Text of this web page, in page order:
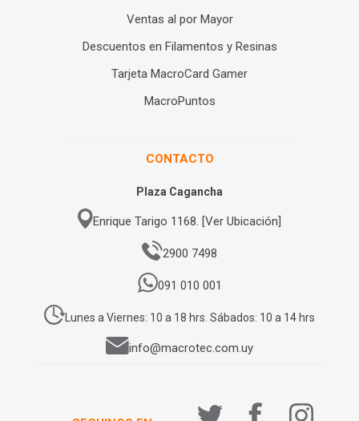
Ventas al por Mayor
Descuentos en Filamentos y Resinas
Tarjeta MacroCard Gamer
MacroPuntos
CONTACTO
Plaza Cagancha
Enrique Tarigo 1168. [Ver Ubicación]
2900 7498
091 010 001
Lunes a Viernes: 10 a 18 hrs. Sábados: 10 a 14 hrs
info@macrotec.com.uy